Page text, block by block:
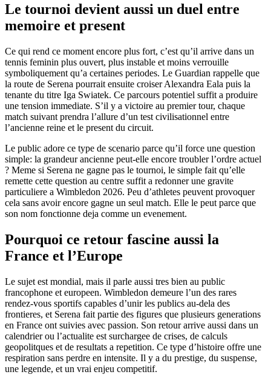
Le tournoi devient aussi un duel entre
memoire et present
Ce qui rend ce moment encore plus fort, c’est qu’il arrive dans un
tennis feminin plus ouvert, plus instable et moins verrouille
symboliquement qu’a certaines periodes. Le Guardian rappelle que
la route de Serena pourrait ensuite croiser Alexandra Eala puis la
tenante du titre Iga Swiatek. Ce parcours potentiel suffit a produire
une tension immediate. S’il y a victoire au premier tour, chaque
match suivant prendra l’allure d’un test civilisationnel entre
l’ancienne reine et le present du circuit.
Le public adore ce type de scenario parce qu’il force une question
simple: la grandeur ancienne peut-elle encore troubler l’ordre actuel
? Meme si Serena ne gagne pas le tournoi, le simple fait qu’elle
remette cette question au centre suffit a redonner une gravite
particuliere a Wimbledon 2026. Peu d’athletes peuvent provoquer
cela sans avoir encore gagne un seul match. Elle le peut parce que
son nom fonctionne deja comme un evenement.
Pourquoi ce retour fascine aussi la
France et l’Europe
Le sujet est mondial, mais il parle aussi tres bien au public
francophone et europeen. Wimbledon demeure l’un des rares
rendez-vous sportifs capables d’unir les publics au-dela des
frontieres, et Serena fait partie des figures que plusieurs generations
en France ont suivies avec passion. Son retour arrive aussi dans un
calendrier ou l’actualite est surchargee de crises, de calculs
geopolitques et de resultats a repetition. Ce type d’histoire offre une
respiration sans perdre en intensite. Il y a du prestige, du suspense,
une legende, et un vrai enjeu competitif.